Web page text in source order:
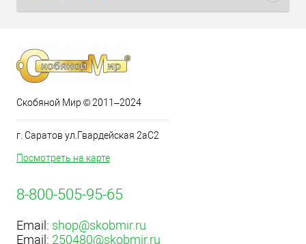
Скобяной Мир © 2011–2024
г. Саратов ул.Гвардейская 2аС2
Посмотреть на карте
8-800-505-95-65
Email: shop@skobmir.ru
Email: 250480@skobmir.ru